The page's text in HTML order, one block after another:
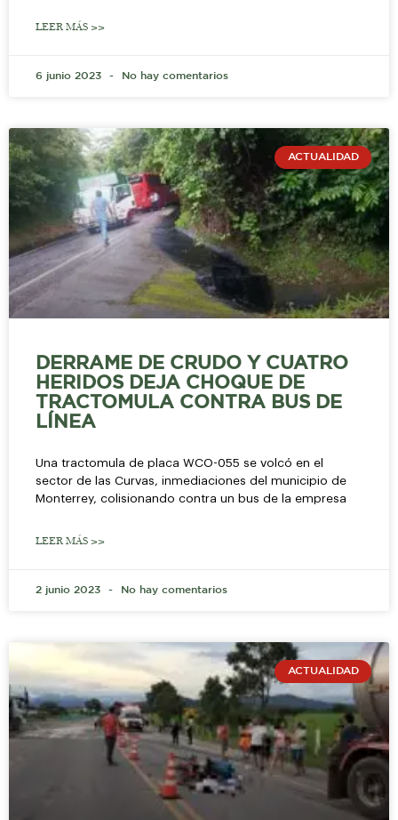
LEER MÁS >>
6 junio 2023 No hay comentarios
ACTUALIDAD
DERRAME DE CRUDO Y CUATRO
HERIDOS DEJA CHOQUE DE
TRACTOMULA CONTRA BUS DE
LÍNEA
Una tractomula de placa WCO-055 se volcó en el
sector de las Curvas, inmediaciones del municipio de
Monterrey, colisionando contra un bus de la empresa
LEER MÁS >>
2 junio 2023 No hay comentarios
ACTUALIDAD